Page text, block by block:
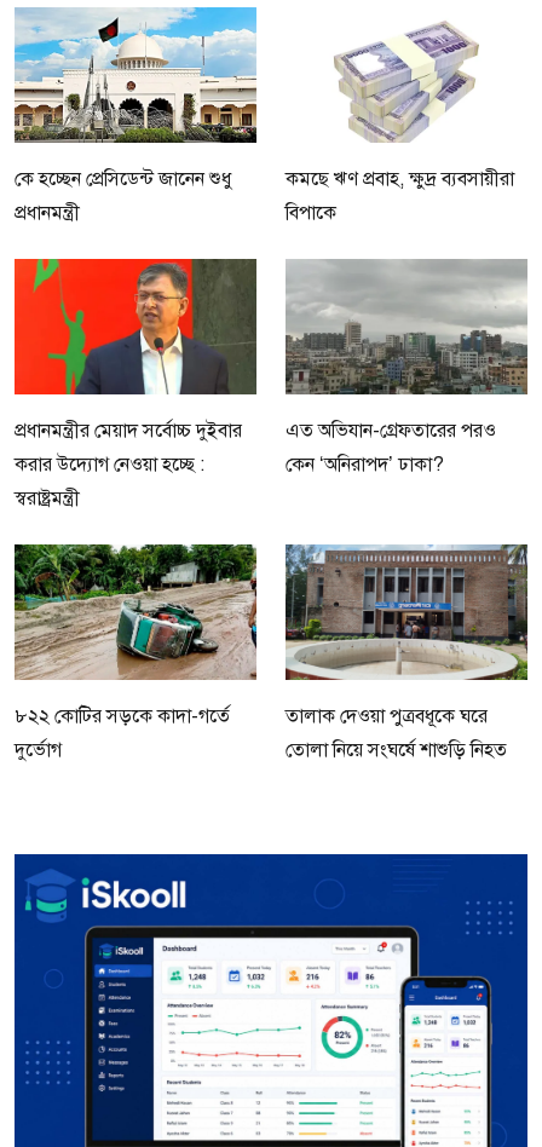
কে হচ্ছেন প্রেসিডেন্ট জানেন শুধু
প্রধানমন্ত্রী
কমছে ঋণ প্রবাহ, ক্ষুদ্র ব্যবসায়ীরা
বিপাকে
প্রধানমন্ত্রীর মেয়াদ সর্বোচ্চ দুইবার
করার উদ্যোগ নেওয়া হচ্ছে :
স্বরাষ্ট্রমন্ত্রী
এত অভিযান-গ্রেফতারের পরও
কেন ‘অনিরাপদ’ ঢাকা?
৮২২ কোটির সড়কে কাদা-গর্তে
দুর্ভোগ
তালাক দেওয়া পুত্রবধূকে ঘরে
তোলা নিয়ে সংঘর্ষে শাশুড়ি নিহত